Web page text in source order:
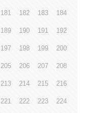
181 182 183 184
189 190 191 192
197 198 199 200
205 206 207 208
213 214 215 216
221 222 223 224